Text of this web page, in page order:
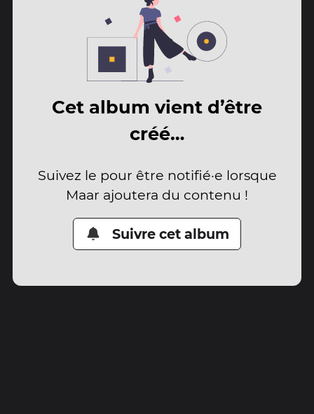
Cet album vient d’être
créé…
Suivez le pour être notifié·e lorsque
Maar ajoutera du contenu !
Suivre cet album